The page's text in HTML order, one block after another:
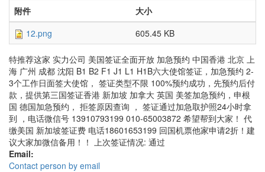
附件
大小
12.png
605.45 KB
特推荐这家 实力公司 美国签证全面开放 加急预约 中国香港 北京 上
海 广州 成都 沈阳 B1 B2 F1 J1 L1 H1B六大使馆签证，加急预约 2-
3个工作日面签大使馆， 签证类型不限 100%预约成功，先预约后付
款，提供第三国签证香港 新加坡 加拿大 英国 美签加急预约，申根
国 德国加急预约， 拒签原因查询 ， 签证通过加急取护照24小时拿
到 ，电话微信号 13910793199 010-65003872 希望帮到大家！ 代
缴美国 新加坡签证费 电话18601653199 回国机票他家申请2折！建
议大家加微信备用！！ 上次签证情况: 通过
Email:
Contact person by email